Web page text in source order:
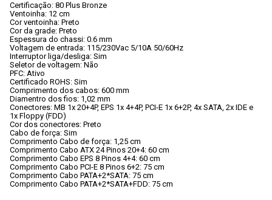
Certificação: 80 Plus Bronze
Ventoinha: 12 cm
Cor ventoinha: Preto
Cor da grade: Preto
Espessura do chassi: 0.6 mm
Voltagem de entrada: 115/230Vac 5/10A 50/60Hz
Interruptor liga/desliga: Sim
Seletor de voltagem: Não
PFC: Ativo
Certificado ROHS: Sim
Comprimento dos cabos: 600 mm
Diamentro dos fios: 1,02 mm
Conectores: MB 1x 20+4P, EPS 1x 4+4P, PCI-E 1x 6+2P, 4x SATA, 2x IDE e
1x Floppy (FDD)
Cor dos conectores: Preto
Cabo de força: Sim
Comprimento Cabo de força: 1,25 cm
Comprimento Cabo ATX 24 Pinos 20+4: 60 cm
Comprimento Cabo EPS 8 Pinos 4+4: 60 cm
Comprimento Cabo PCI-E 8 Pinos 6+2: 75 cm
Comprimento Cabo PATA+2*SATA: 75 cm
Comprimento Cabo PATA+2*SATA+FDD: 75 cm